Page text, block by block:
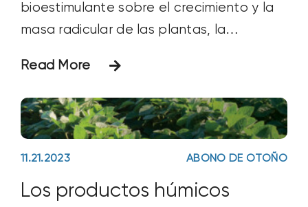
bioestimulante sobre el crecimiento y la
masa radicular de las plantas, la
el rendimiento y la calidad de los cultivos.
Objetivo El objetivo de este estudio era
comparar y contrastar los efectos
inmediatos que
Read More
11.21.2023 ABONO DE OTOÑO
Los productos húmicos